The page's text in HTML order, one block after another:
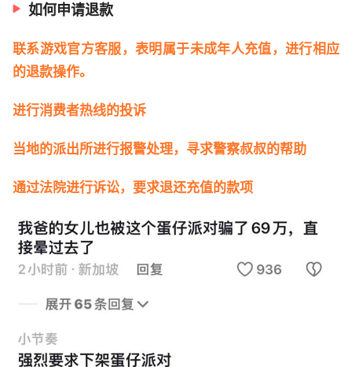
如何申请退款
联系游戏官方客服，表明属于未成年人充值，进行相应
的退款操作。
进行消费者热线的投诉
当地的派出所进行报警处理，寻求警察叔叔的帮助
通过法院进行诉讼，要求退还充值的款项